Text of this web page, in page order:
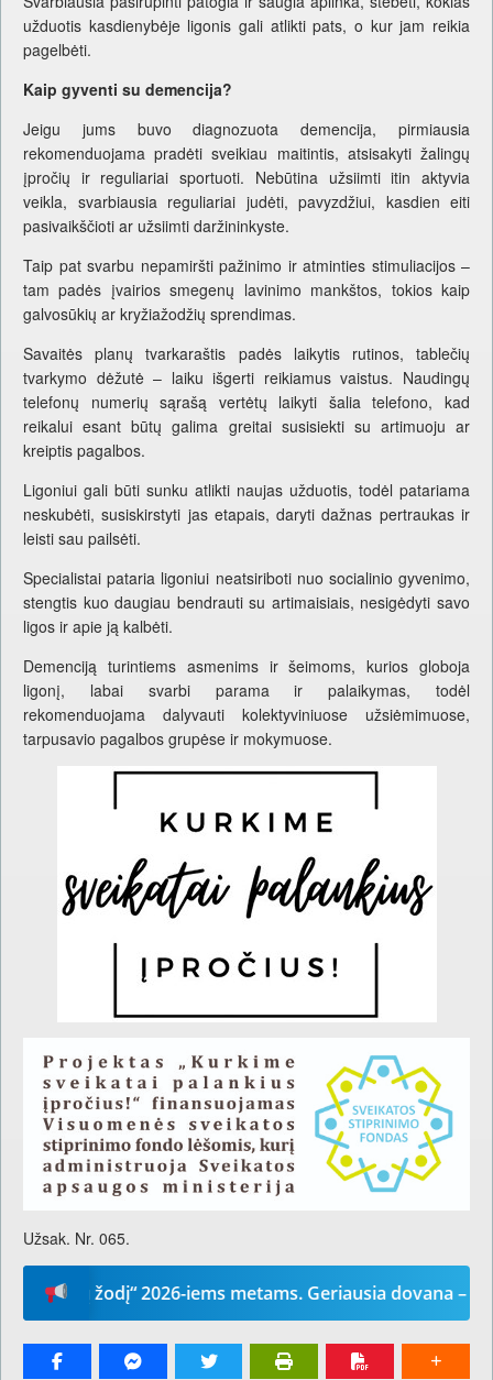
užduotis kasdienybėje ligonis gali atlikti pats, o kur jam reikia
pagelbėti.
Kaip gyventi su demencija?
Jeigu jums buvo diagnozuota demencija, pirmiausia
rekomenduojama pradėti sveikiau maitintis, atsisakyti žalingų
įpročių ir reguliariai sportuoti. Nebūtina užsiimti itin aktyvia
veikla, svarbiausia reguliariai judėti, pavyzdžiui, kasdien eiti
pasivaikščioti ar užsiimti daržininkyste.
Taip pat svarbu nepamiršti pažinimo ir atminties stimuliacijos –
tam padės įvairios smegenų lavinimo mankštos, tokios kaip
galvosūkių ar kryžiažodžių sprendimas.
Savaitės planų tvarkaraštis padės laikytis rutinos, tablečių
tvarkymo dėžutė – laiku išgerti reikiamus vaistus. Naudingų
telefonų numerių sąrašą vertėtų laikyti šalia telefono, kad
reikalui esant būtų galima greitai susisiekti su artimuoju ar
kreiptis pagalbos.
Ligoniui gali būti sunku atlikti naujas užduotis, todėl patariama
neskubėti, susiskirstyti jas etapais, daryti dažnas pertraukas ir
leisti sau pailsėti.
Specialistai pataria ligoniui neatsiriboti nuo socialinio gyvenimo,
stengtis kuo daugiau bendrauti su artimaisiais, nesigėdyti savo
ligos ir apie ją kalbėti.
Demenciją turintiems asmenims ir šeimoms, kurios globoja
ligonį, labai svarbi parama ir palaikymas, todėl
rekomenduojama dalyvauti kolektyviniuose užsiėmimuose,
tarpusavio pagalbos grupėse ir mokymuose.
Užsak. Nr. 065.
žodį“ 2026-iems metams. Geriausia dovana –